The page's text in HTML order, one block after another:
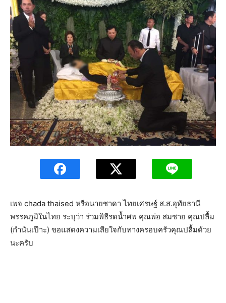
เพจ chada thaised หรือนายชาดา ไทยเศรษฐ์ ส.ส.อุทัยธานี
พรรคภูมิในไทย ระบุว่า ร่วมพิธีรดน้ำศพ คุณพ่อ สมชาย คุณปลื้ม
(กำนันเป๊าะ) ขอแสดงความเสียใจกับทางครอบครัวคุณปลื้มด้วย
นะครับ